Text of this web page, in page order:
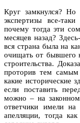
Круг замкнулся? Но
экспертизы все-
почему тогда эти
месяцев назад?
вся страна была на
очищать от бывшего
строительства.
проторив тем
какие исторические
если поставить
можно – на
ответчики имели на
апелляции, тогда